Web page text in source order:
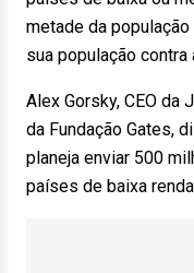
metade da
sua população contra
Alex Gorsky, CEO da
da Fundação Gates,
planeja enviar 500
países de baixa